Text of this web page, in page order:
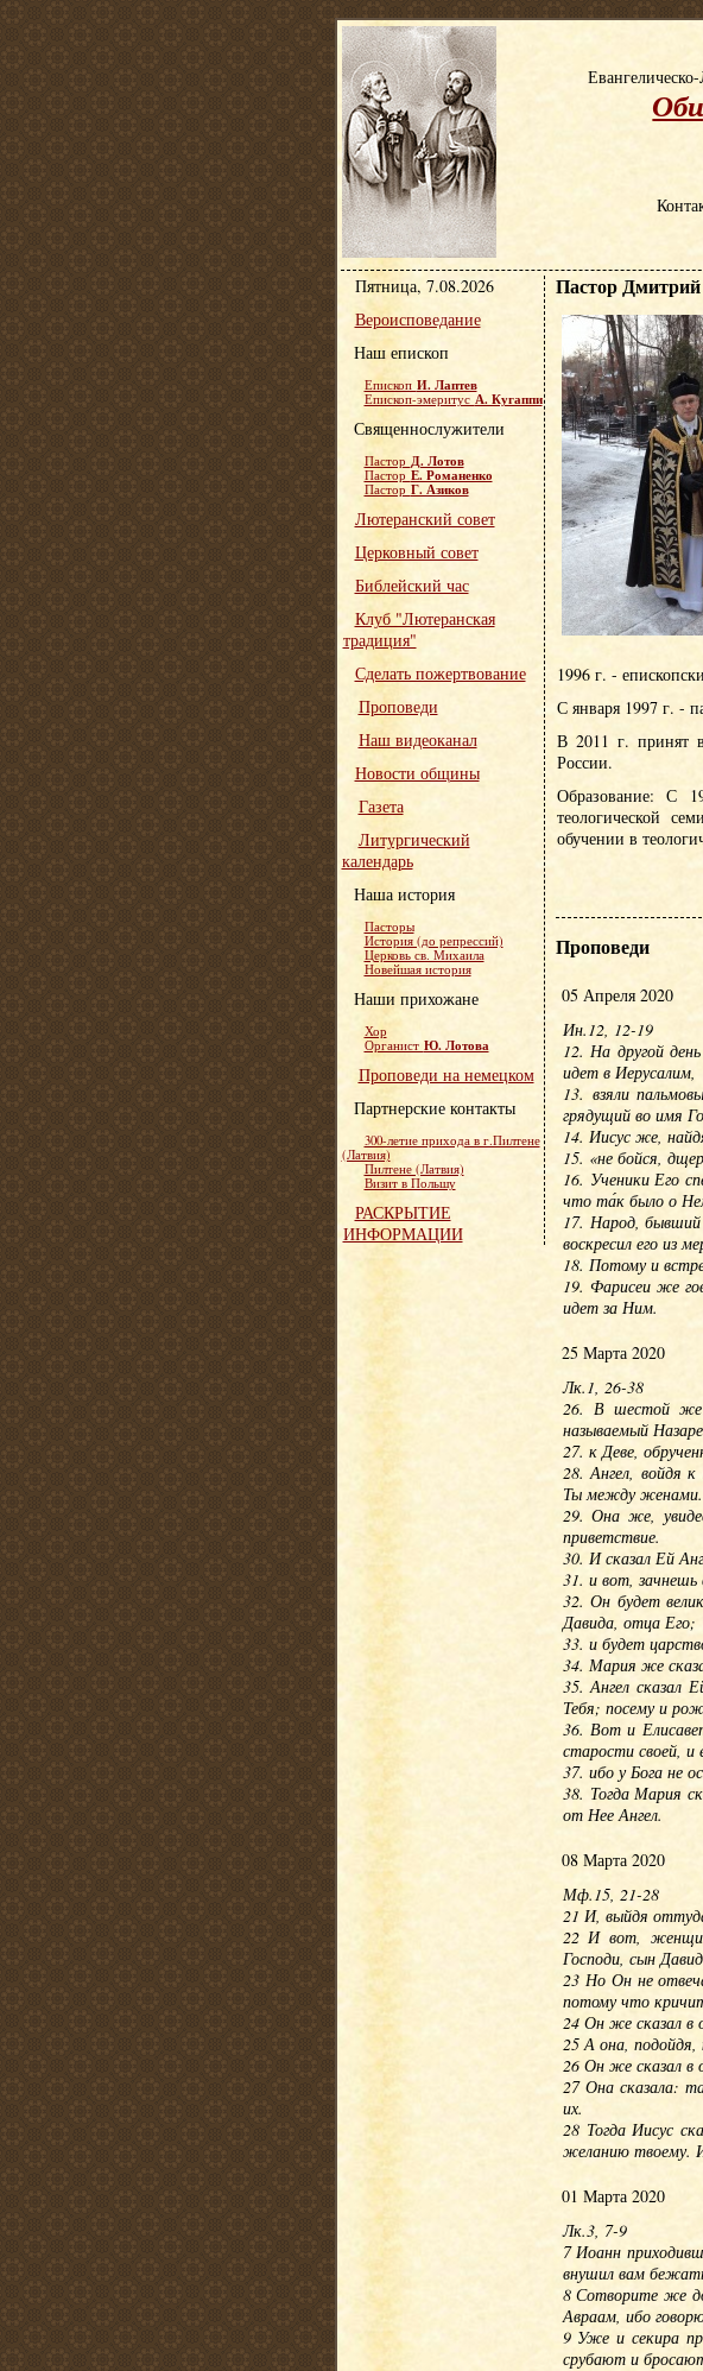
Пастор
1996 г. -
С января 1997 г. -
В 2011 г. принят
России.
Образование: С
теологической
обучении в
Проповеди
05 Апреля 2020
Ин.12, 12-19
12. На другой
идет в Иерусалим,
13. взяли
грядущий во имя
14. Иисус же,
15. «не бойся,
16. Ученики Его
что та́к было о
17. Народ, бывший
воскресил его из
18. Потому и
19. Фарисеи же
идет за Ним.
25 Марта 2020
Лк.1, 26-38
26. В шестой же
называемый
27. к Деве,
28. Ангел, войдя к
Ты между женами.
29. Она же,
приветствие.
30. И сказал Ей
31. и вот,
32. Он будет
Давида, отца Его;
33. и будет
34. Мария же
35. Ангел сказал
Тебя; посему и
36. Вот и
старости своей,
37. ибо у Бога не
38. Тогда Мария
от Нее Ангел.
08 Марта 2020
Мф.15, 21-28
21 И, выйдя
22 И вот,
Господи, сын
23 Но Он не
потому что
24 Он же сказал в
25 А она, подойдя,
26 Он же сказал в
27 Она сказала:
их.
28 Тогда Иисус
желанию твоему. И
01 Марта 2020
Лк.3, 7-9
7 Иоанн
внушил вам
8 Сотворите же
Авраам, ибо
9 Уже и секира
срубают и
Пятница, 7.08.2026
Вероисповедание
Наш епископ
Епископ И. Лаптев
Епископ-эмеритус А. Кугаппи
Священнослужители
Пастор Д. Лотов
Пастор Е. Романенко
Пастор Г. Азиков
Лютеранский совет
Церковный совет
Библейский час
Клуб "Лютеранская
традиция"
Сделать пожертвование
Проповеди
Наш видеоканал
Новости общины
Газета
Литургический
календарь
Наша история
Пасторы
История (до репрессий)
Церковь св. Михаила
Новейшая история
Наши прихожане
Хор
Органист Ю. Лотова
Проповеди на немецком
Партнерские контакты
300-летие прихода в г.Пилтене
(Латвия)
Пилтене (Латвия)
Визит в Польшу
РАСКРЫТИЕ
ИНФОРМАЦИИ